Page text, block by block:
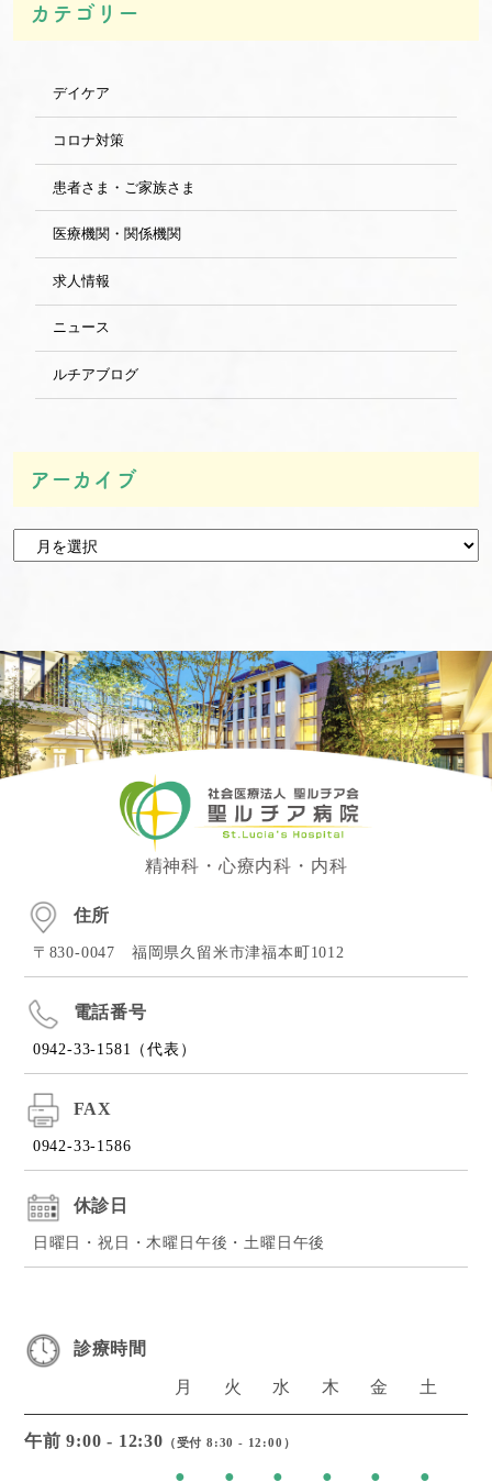
カテゴリー
デイケア
コロナ対策
患者さま・ご家族さま
医療機関・関係機関
求人情報
ニュース
ルチアブログ
アーカイブ
精神科・心療内科・内科
住所
〒830-0047 福岡県久留米市津福本町1012
電話番号
0942-33-1581（代表）
FAX
0942-33-1586
休診日
日曜日・祝日・木曜日午後・土曜日午後
診療時間
月 火 水 木 金 土
午前 9:00 - 12:30 （受付 8:30 - 12:00）
● ● ● ● ● ●